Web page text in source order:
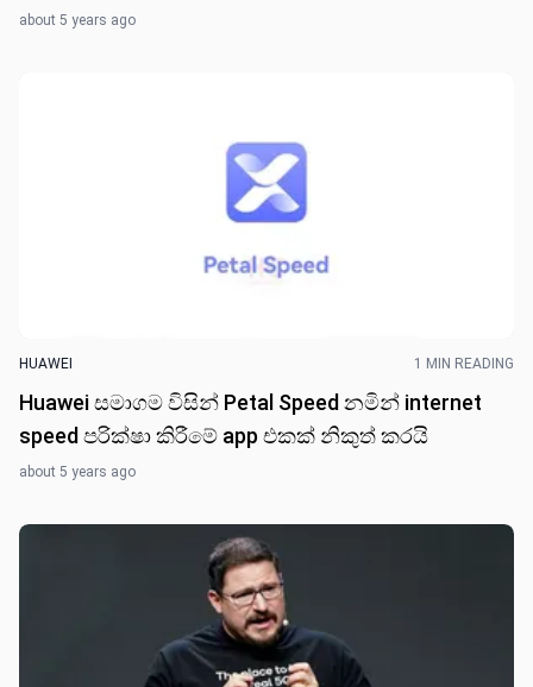
about 5 years ago
HUAWEI 1 MIN READING
Huawei සමාගම විසින් Petal Speed නමින් internet
speed පරික්ෂා කිරීමේ app එකක් නිකුත් කරයි
about 5 years ago